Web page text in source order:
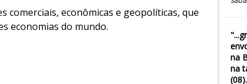
na
na
comerciais, econômicas e geopolíticas, que
economias do mundo.